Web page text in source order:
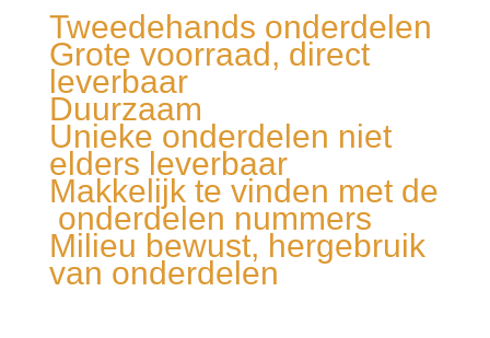
Tweedehands onderdelen
Grote voorraad, direct
leverbaar
Duurzaam
Unieke onderdelen niet
elders leverbaar
Makkelijk te vinden met de
onderdelen nummers
Milieu bewust, hergebruik
van onderdelen